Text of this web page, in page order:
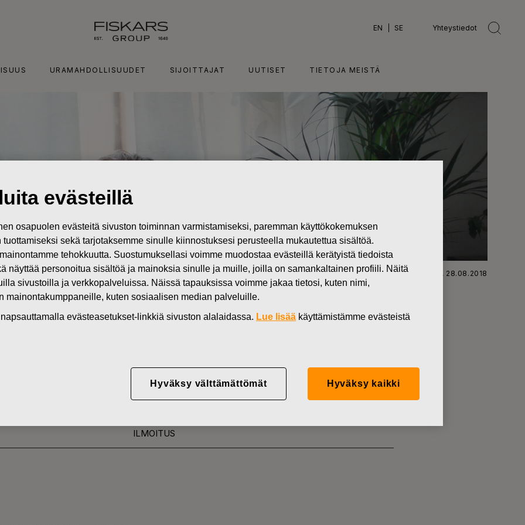
EN SE Yhteystiedot
URAMAHDOLLISUUDET SIJOITTAJAT UUTISET TIETOJA MEISTÄ
Uutiset FISKARS OYJ ABP:N OMIEN OSAKKEIDEN HANKINTA 28.08.2018
OMISTUKSESSA
ILMOITUS
evästeillä
osapuolen evästeitä sivuston toiminnan varmistamiseksi, paremman käyttökokemuksen
sekä tarjotaksemme sinulle kiinnostuksesi perusteella mukautettua sisältöä.
tehokkuutta. Suostumuksellasi voimme muodostaa evästeillä kerätyistä tiedoista
näyttää personoitua sisältöä ja mainoksia sinulle ja muille, joilla on samankaltainen profiili. Näitä
sivustoilla ja verkkopalveluissa. Näissä tapauksissa voimme jakaa tietosi, kuten nimi,
mainontakumppaneille, kuten sosiaalisen median palveluille.
evästeasetukset-linkkiä sivuston alalaidassa. Lue lisää käyttämistämme evästeistä
Hyväksy välttämättömät Hyväksy kaikki